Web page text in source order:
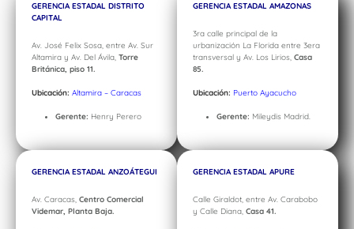
GERENCIA ESTADAL DISTRITO
CAPITAL
Av. José Felix Sosa, entre Av. Sur
Altamira y Av. Del Ávila, Torre
Británica, piso 11.
Ubicación: Altamira – Caracas
Gerente: Henry Perero
GERENCIA ESTADAL AMAZONAS
3ra calle principal de la
urbanización La Florida entre 3era
transversal y Av. Los Lirios, Casa
85.
Ubicación: Puerto Ayacucho
Gerente: Mileydis Madrid.
GERENCIA ESTADAL ANZOÁTEGUI
Av. Caracas, Centro Comercial
Videmar, Planta Baja.
GERENCIA ESTADAL APURE
Calle Giraldot, entre Av. Carabobo
y Calle Diana, Casa 41.